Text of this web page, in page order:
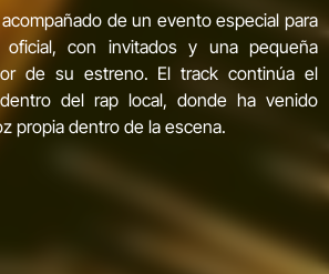
de un evento especial para
con invitados y una pequeña
de su estreno. El track continúa el
del rap local, donde ha venido
propia dentro de la escena.